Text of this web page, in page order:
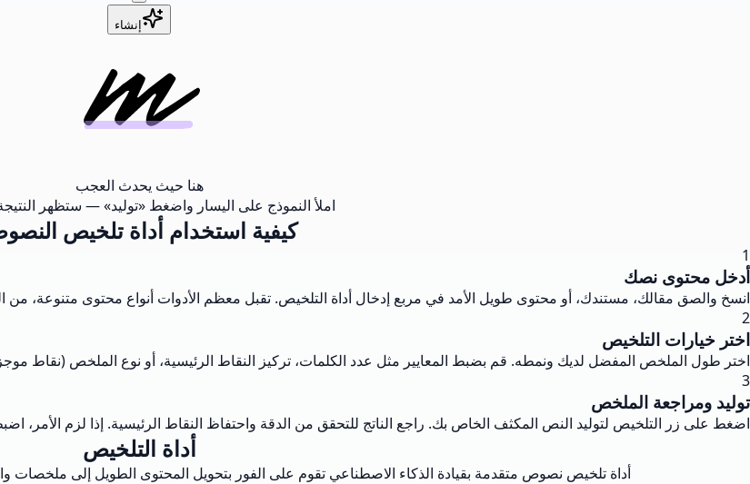
إنشاء
هنا حيث يحدث العجب
املأ النموذج على اليسار واضغط «توليد» — ستظهر
كيفية استخدام أداة تلخيص
1
أدخل محتوى نصك
انسخ والصق مقالك، مستندك، أو محتوى طويل الأمد في مربع إدخال أداة التلخيص. تقبل معظم الأدوات أنواع محتوى متنوعة، من
2
اختر خيارات التلخيص
اختر طول الملخص المفضل لديك ونمطه. قم بضبط المعايير مثل عدد الكلمات، تركيز النقاط الرئيسية، أو نوع الملخص (نقاط
3
توليد ومراجعة الملخص
اضغط على زر التلخيص لتوليد النص المكثف الخاص بك. راجع الناتج للتحقق من الدقة واحتفاظ النقاط الرئيسية. إذا لزم الأمر،
أداة التلخيص
أداة تلخيص نصوص متقدمة بقيادة الذكاء الاصطناعي تقوم على الفور بتحويل المحتوى الطويل إلى